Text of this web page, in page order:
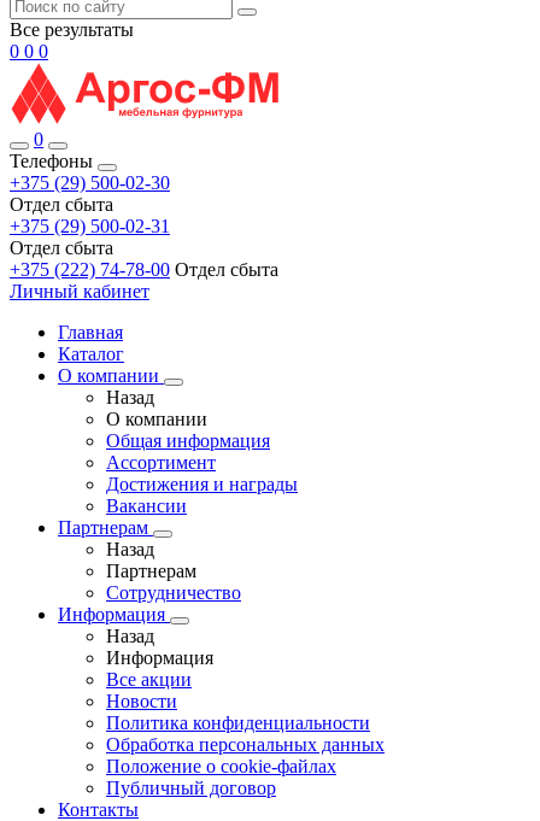
Все результаты
0 0 0
0
Телефоны
+375 (29) 500-02-30
Отдел сбыта
+375 (29) 500-02-31
Отдел сбыта
+375 (222) 74-78-00 Отдел сбыта
Личный кабинет
Главная
Каталог
О компании
Назад
О компании
Общая информация
Ассортимент
Достижения и награды
Вакансии
Партнерам
Назад
Партнерам
Сотрудничество
Информация
Назад
Информация
Все акции
Новости
Политика конфиденциальности
Обработка персональных данных
Положение о cookie-файлах
Публичный договор
Контакты